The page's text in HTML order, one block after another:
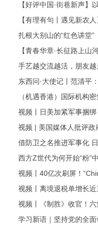
【好评中国·街巷新声】
【有理有句丨遇见新农
扎根大别山的“红色讲堂”
【青春华章·长征路上山
手艺越交流越活，朋友
东西问·大使记丨范清平
（机遇香港）国际机构
视频丨日美加紧军事捆绑
视频 | 美国媒体人批评政
借防卫之名推进军事化
西方Z世代为何开始“粉”
视频丨40亿次刷屏！
视频丨离境退税单增长近
视频丨《制胜》收官！六
学习新语｜坚持党的全面